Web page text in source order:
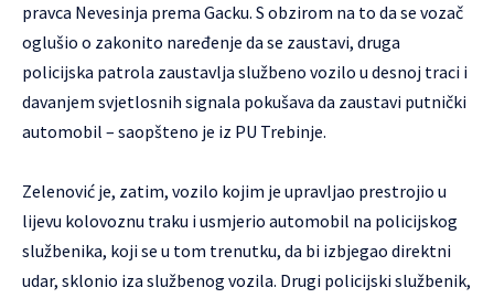
pravca Nevesinja prema Gacku. S obzirom na to da se vozač
oglušio o zakonito naređenje da se zaustavi, druga
policijska patrola zaustavlja službeno vozilo u desnoj traci i
davanjem svjetlosnih signala pokušava da zaustavi putnički
automobil – saopšteno je iz PU Trebinje.
Zelenović je, zatim, vozilo kojim je upravljao prestrojio u
lijevu kolovoznu traku i usmjerio automobil na policijskog
službenika, koji se u tom trenutku, da bi izbjegao direktni
udar, sklonio iza službenog vozila. Drugi policijski službenik,